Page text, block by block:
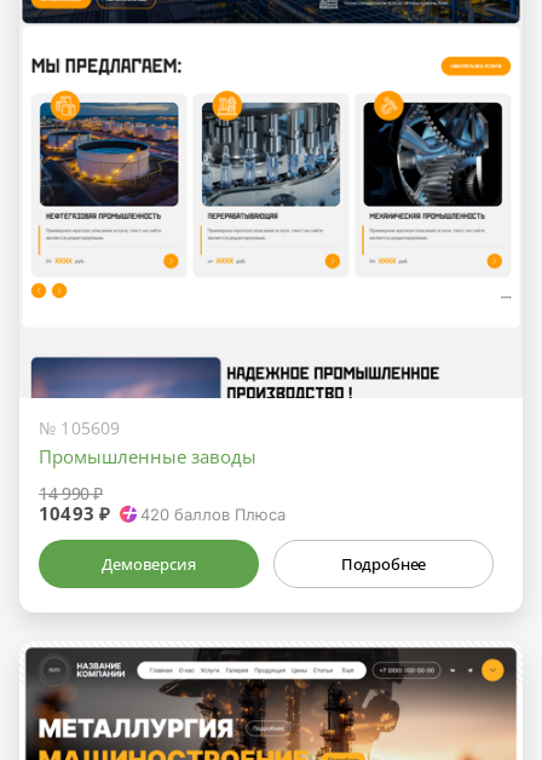
№ 105609
Промышленные заводы
14 990 ₽
10493 ₽ 420 баллов Плюса
Демоверсия Подробнее